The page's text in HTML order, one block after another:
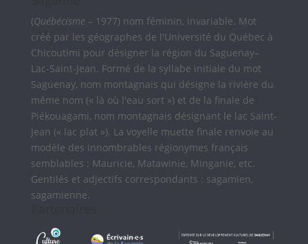
(Québécisme – 1977) nom féminin, invariable. Mot
créé par les géographes de l'Université du Québec à
Chicoutimi pour désigner la région du Saguenay–
Lac-Saint-Jean. Formé de la syllabe initiale du mot
Saguenay, nom montagnais qui désigne la rivière du
même nom (« là où l'eau sort ») et de la finale de
Piékouagami, nom montagnais désignant le lac Saint-
Jean (« lac plat »). La voyelle muette finale renvoie au
modèle des innombrables régionymes français
semblables : Mauricie, Matawinie, Minganie, etc.
Gentilés et adjectifs correspondants : sagamien,
sagamienne.